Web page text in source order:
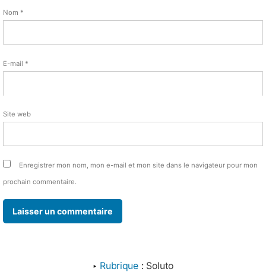
Nom *
E-mail *
Site web
Enregistrer mon nom, mon e-mail et mon site dans le navigateur pour mon
prochain commentaire.
‣ Rubrique : Soluto